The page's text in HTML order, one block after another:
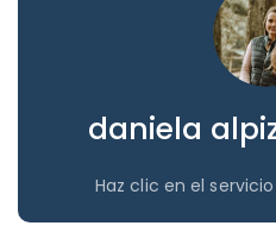
daniela
Haz clic en el